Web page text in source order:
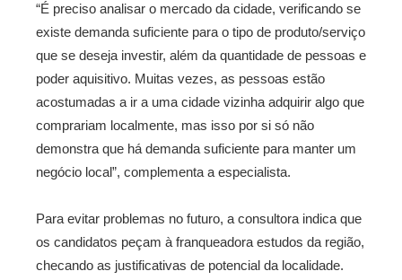
“É preciso analisar o mercado da cidade, verificando se
existe demanda suficiente para o tipo de produto/serviço
que se deseja investir, além da quantidade de pessoas e
poder aquisitivo. Muitas vezes, as pessoas estão
acostumadas a ir a uma cidade vizinha adquirir algo que
comprariam localmente, mas isso por si só não
demonstra que há demanda suficiente para manter um
negócio local”, complementa a especialista.
Para evitar problemas no futuro, a consultora indica que
os candidatos peçam à franqueadora estudos da região,
checando as justificativas de potencial da localidade.